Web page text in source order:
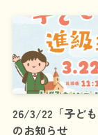
26/3/22「子ども
のお知らせ